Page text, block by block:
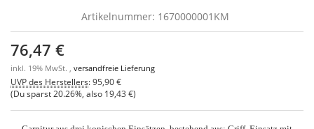
Artikelnummer: 1670000001KM
76,47 €
inkl. 19% MwSt. , versandfreie Lieferung
UVP des Herstellers:95,90 €
(Du sparst 20.26% , also 19,43 €)